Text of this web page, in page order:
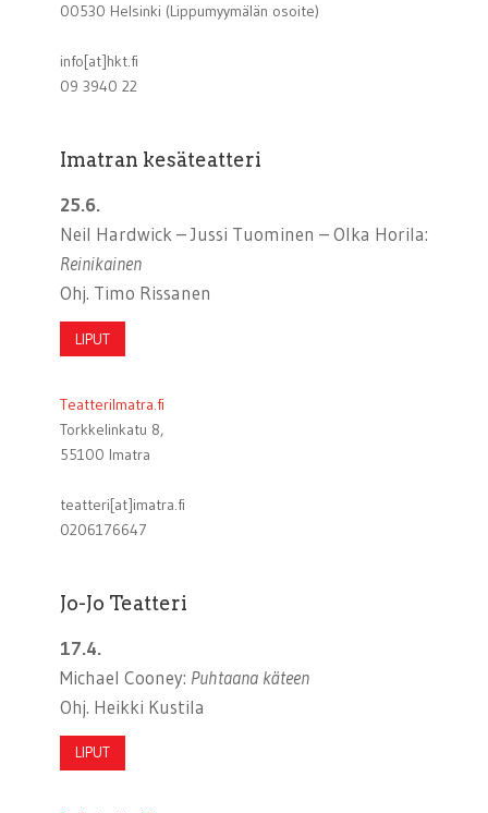
00530 Helsinki (Lippumyymälän osoite)
info[at]hkt.fi
09 3940 22
Imatran kesäteatteri
25.6.
Neil Hardwick – Jussi Tuominen – Olka Horila:
Reinikainen
Ohj. Timo Rissanen
LIPUT
TeatteriImatra.fi
Torkkelinkatu 8,
55100 Imatra
teatteri[at]imatra.fi
0206176647
Jo-Jo Teatteri
17.4.
Michael Cooney: Puhtaana käteen
Ohj. Heikki Kustila
LIPUT